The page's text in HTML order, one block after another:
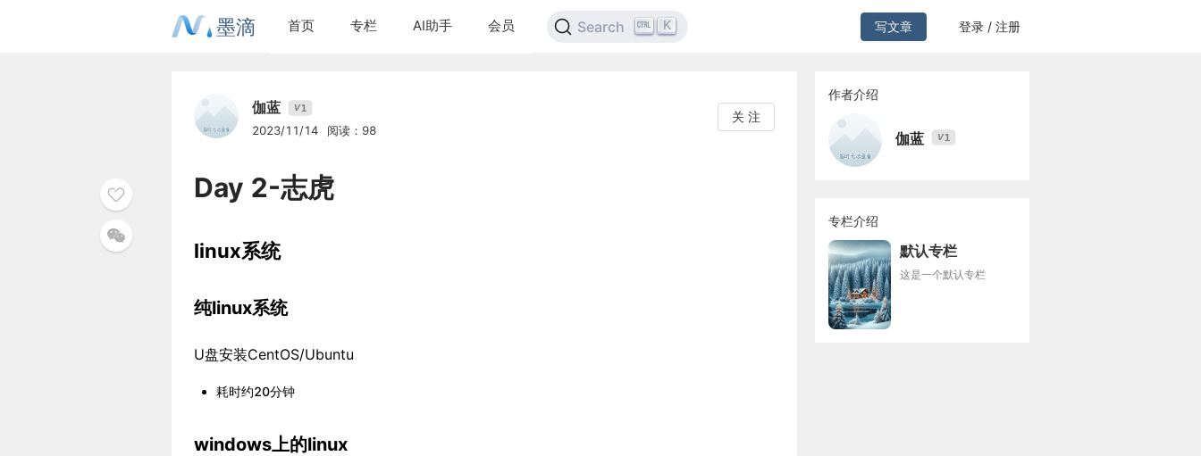
墨滴 首页 专栏 AI助手 会员 Search K 写文章 登录 / 注册
伽蓝 V1
2023/11/14 阅读：98
关 注
Day 2-志虎
linux系统
纯linux系统
U盘安装CentOS/Ubuntu
耗时约20分钟
windows上的linux
作者介绍
伽蓝 V1
专栏介绍
默认专栏
这是一个默认专栏